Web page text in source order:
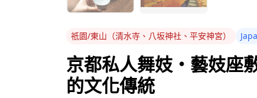
祇園/東山（清水寺、八坂神社、平安神宮）
京都私人舞妓・藝妓
的文化傳統